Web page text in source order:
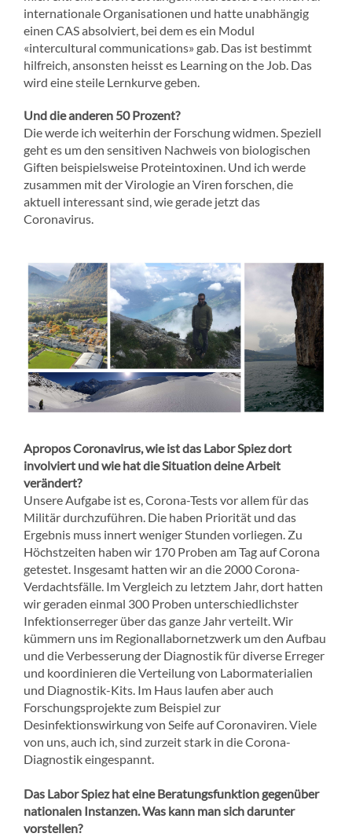
internationale Organisationen und hatte unabhängig
einen CAS absolviert, bei dem es ein Modul
«intercultural communications» gab. Das ist bestimmt
hilfreich, ansonsten heisst es Learning on the Job. Das
wird eine steile Lernkurve geben.
Und die anderen 50 Prozent?
Die werde ich weiterhin der Forschung widmen. Speziell
geht es um den sensitiven Nachweis von biologischen
Giften beispielsweise Proteintoxinen. Und ich werde
zusammen mit der Virologie an Viren forschen, die
aktuell interessant sind, wie gerade jetzt das
Coronavirus.
Apropos Coronavirus, wie ist das Labor Spiez dort
involviert und wie hat die Situation deine Arbeit
verändert?
Unsere Aufgabe ist es, Corona-Tests vor allem für das
Militär durchzuführen. Die haben Priorität und das
Ergebnis muss innert weniger Stunden vorliegen. Zu
Höchstzeiten haben wir 170 Proben am Tag auf Corona
getestet. Insgesamt hatten wir an die 2000 Corona-
Verdachtsfälle. Im Vergleich zu letztem Jahr, dort hatten
wir geraden einmal 300 Proben unterschiedlichster
Infektionserreger über das ganze Jahr verteilt. Wir
kümmern uns im Regionallabornetzwerk um den Aufbau
und die Verbesserung der Diagnostik für diverse Erreger
und koordinieren die Verteilung von Labormaterialien
und Diagnostik-Kits. Im Haus laufen aber auch
Forschungsprojekte zum Beispiel zur
Desinfektionswirkung von Seife auf Coronaviren. Viele
von uns, auch ich, sind zurzeit stark in die Corona-
Diagnostik eingespannt.
Das Labor Spiez hat eine Beratungsfunktion gegenüber
nationalen Instanzen. Was kann man sich darunter
vorstellen?